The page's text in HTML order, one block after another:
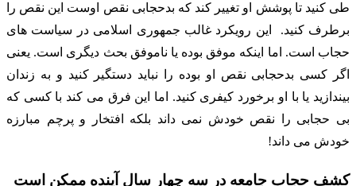
طی کنید تا پوشش او تغییر کند که بدحجابی نقص اوست این نقص را
برطرف کنید. این رویکرد غالب جمهوری اسلامی در سیاست های
حجاب است. اما اینکه موفق بوده یا ناموفق بحث دیگری است. یعنی
اگر کسی بدحجابی نقص او بوده را نباید دستگیر کنید و به زندان
بیندازید یا با او برخورد کیفری کنید. اما این فرق می کند با کسی که
بی حجابی را نقص خودش نمی داند بلکه افتخار و پرچم مبارزه
خودش می داند!
کشف حجاب جامعه در سه چهار سال آینده ممکن است